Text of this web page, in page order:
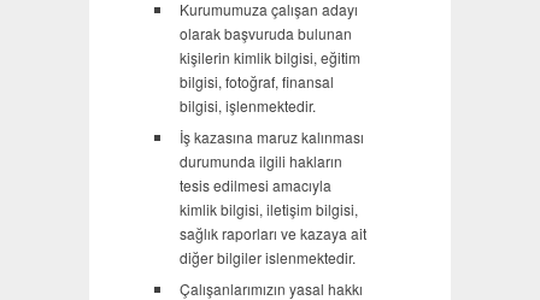
Kurumumuza çalışan adayı
olarak başvuruda bulunan
kişilerin kimlik bilgisi, eğitim
bilgisi, fotoğraf, finansal
bilgisi, işlenmektedir.
İş kazasına maruz kalınması
durumunda ilgili hakların
tesis edilmesi amacıyla
kimlik bilgisi, iletişim bilgisi,
sağlık raporları ve kazaya ait
diğer bilgiler islenmektedir.
Çalışanlarımızın yasal hakkı